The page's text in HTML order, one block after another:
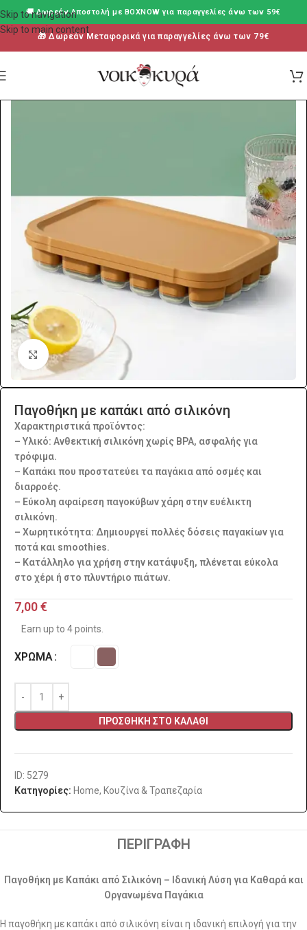
Skip to navigation
Skip to main content
🚚 Δωρεάν Aποστολή με BOXNOW για παραγγελίες άνω των 59€
🎁 Δωρεάν Μεταφορικά για παραγγελίες άνω των 79€
Click to enlarge
Παγοθήκη με καπάκι από σιλικόνη
Χαρακτηριστικά προϊόντος:
– Υλικό: Ανθεκτική σιλικόνη χωρίς BPA, ασφαλής για
τρόφιμα.
– Καπάκι που προστατεύει τα παγάκια από οσμές και
διαρροές.
– Εύκολη αφαίρεση παγοκύβων χάρη στην ευέλικτη
σιλικόνη.
– Χωρητικότητα: Δημιουργεί πολλές δόσεις παγακίων για
ποτά και smoothies.
– Κατάλληλο για χρήση στην κατάψυξη, πλένεται εύκολα
στο χέρι ή στο πλυντήριο πιάτων.
7,00€
Earn up to 4 points.
ΧΡΏΜΑ
ΠΡΟΣΘΉΚΗ ΣΤΟ ΚΑΛΆΘΙ
ID: 5279
Κατηγορίες: Home, Κουζίνα & Τραπεζαρία
ΠΕΡΙΓΡΑΦΉ
Παγοθήκη με Καπάκι από Σιλικόνη – Ιδανική Λύση για Καθαρά και
Οργανωμένα Παγάκια
Η παγοθήκη με καπάκι από σιλικόνη είναι η ιδανική επιλογή για την